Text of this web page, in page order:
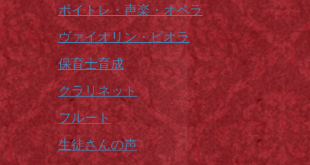
ボイトレ・声楽・オペラ
ヴァイオリン・ビオラ
保育士育成
クラリネット
フルート
生徒さんの声